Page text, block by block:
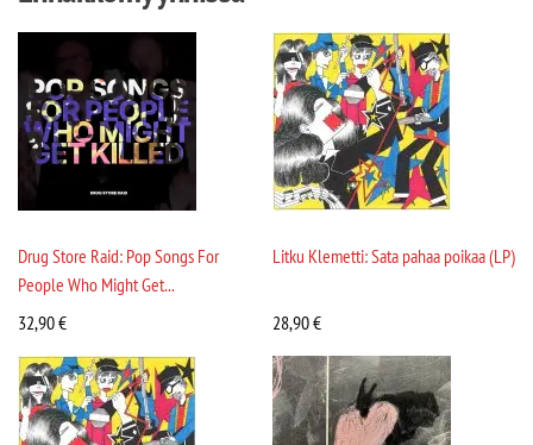
Drug Store Raid: Pop Songs For
People Who Might Get...
32,90€
Litku Klemetti: Sata pahaa poikaa (LP)
28,90€